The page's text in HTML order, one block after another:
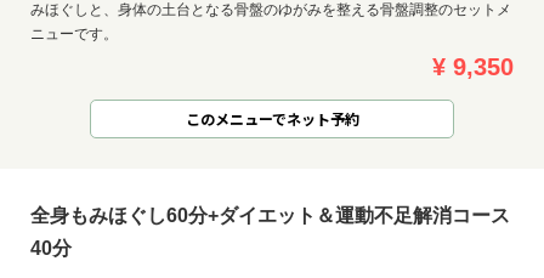
みほぐしと、身体の土台となる骨盤のゆがみを整える骨盤調整のセットメ
ニューです。
¥ 9,350
このメニューでネット予約
全身もみほぐし60分+ダイエット＆運動不足解消コース
40分